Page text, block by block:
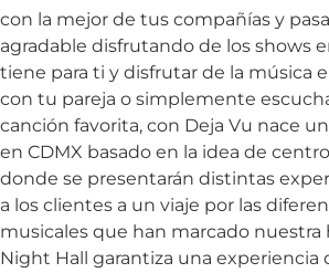
con la mejor de tus compañías y
agradable disfrutando de los shows
tiene para ti y disfrutar de la música
con tu pareja o simplemente
canción favorita, con Deja Vu nace
en CDMX basado en la idea de
donde se presentarán distintas
a los clientes a un viaje por las
musicales que han marcado nuestra
Night Hall garantiza una experiencia